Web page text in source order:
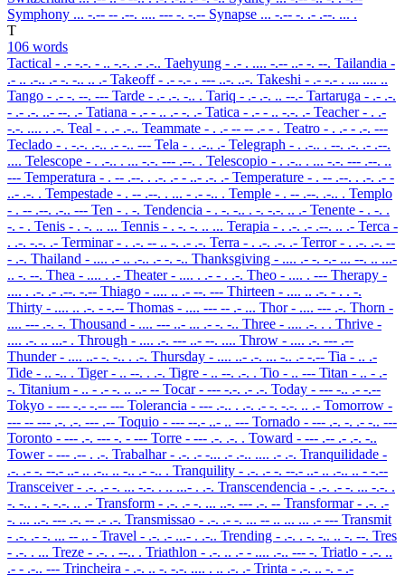
Symphony ... -.-- -- .--. .... --- -. -.-- Synapse ... -.-- -. .- .--. ... .
T
106 words
Tactical - .- -.-. - .. -.-. .- .-.. Taehyung - .- . .... -.-- ..- -. --. Tailandia -
.- .. .-.. .- -. -.. .. .- Takeoff- .- -.- . --- ..-. ..-. Takeshi - .- -.- . ... .... ..
Tango - .- -. --. --- Tarde - .- .-. -.. . Tariq - .- .-. .. --.- Tartaruga - .- .-.
- .- .-. ..- --. .- Tatiana - .- - .. .- -. .- Tatica - .- - .. -.-. .- Teacher- . .-
-.-. .... . .-. Teal - . .- .-.. Teammate - . .- -- -- .- - . Teatro - . .- - .-. ---
Teclado - . -.-. .-.. .- -.. --- Tela - . .-.. .- Telegraph - . .-.. . --. .-. .- .--.
.... Telescope - . .-.. . ... -.-. --- .--. . Telescopio - . .-.. . ... -.-. --- .--. ..
--- Temperatura - . -- .--. . .-. .- - ..- .-. .- Temperature - . -- .--. . .-. .- -
..- .-. . Tempestade - . -- .--. . ... - .- -.. . Temple - . -- .--. .-.. . Templo
- . -- .--. .-.. --- Ten - . -. Tendencia - . -. -.. . -. -.-. .. .- Tenente - . -. .
-. - . Tenis - . -. .. ... Tennis - . -. -. .. ... Terapia - . .-. .- .--. .. .- Terca -
. .-. -.-. .- Terminar- . .-. -- .. -. .- .-. Terra - . .-. .-. .- Terror- . .-. .-. --
- .-. Thailand - .... .- .. .-.. .- -. -.. Thanksgiving - .... .- -. -.- ... --. .. ...-
.. -. --. Thea - .... . .- Theater- .... . .- - . .-. Theo - .... . --- Therapy -
.... . .-. .- .--. -.-- Thiago - .... .. .- --. --- Thirteen - .... .. .-. - . . -.
Thirty - .... .. .-. - -.-- Thomas - .... --- -- .- ... Thor- .... --- .-. Thorn -
.... --- .-. -. Thousand - .... --- ..- ... .- -. -.. Three - .... .-. . . Thrive -
.... .-. .. ...- . Through - .... .-. --- ..- --. .... Throw - .... .-. --- .--
Thunder- .... ..- -. -.. . .-. Thursday - .... ..- .-. ... -.. .- -.-- Tia - .. .-
Tide - .. -.. . Tiger- .. --. . .-. Tigre - .. --. .-. . Tio - .. --- Titan - .. - .-
-. Titanium - .. - .- -. .. ..- -- Tocar- --- -.-. .- .-. Today - --- -.. .- -.--
Tokyo - --- -.- -.-- --- Tolerancia - --- .-.. . .-. .- -. -.-. .. .- Tomorrow -
--- -- --- .-. .-. --- .-- Toquio - --- --.- ..- .. --- Tornado - --- .-. -. .- -.. ---
Toronto - --- .-. --- -. - --- Torre - --- .-. .-. . Toward - --- .-- .- .-. -..
Tower- --- .-- . .-. Trabalhar- .-. .- -... .- .-.. .... .- .-. Tranquilidade -
.-. .- -. --.- ..- .. .-.. .. -.. .- -.. . Tranquility - .-. .- -. --.- ..- .. .-.. .. - -.--
Transceiver- .-. .- -. ... -.-. . .. ...- . .-. Transcendencia - .-. .- -. ... -.-. .
-. -.. . -. -.-. .. .- Transform - .-. .- -. ... ..-. --- .-. -- Transformar- .-. .-
-. ... ..-. --- .-. -- .- .-. Transmissao - .-. .- -. ... -- .. ... ... .- --- Transmit
- .-. .- -. ... -- .. - Travel - .-. .- ...- . .-.. Trending - .-. . -. -.. .. -. --. Tres
- .-. . ... Treze - .-. . --.. . Triathlon - .-. .. .- - .... .-.. --- -. Triatlo - .-. ..
.- - .-.. --- Trincheira - .-. .. -. -.-. .... . .. .-. .- Trinta - .-. .. -. - .-